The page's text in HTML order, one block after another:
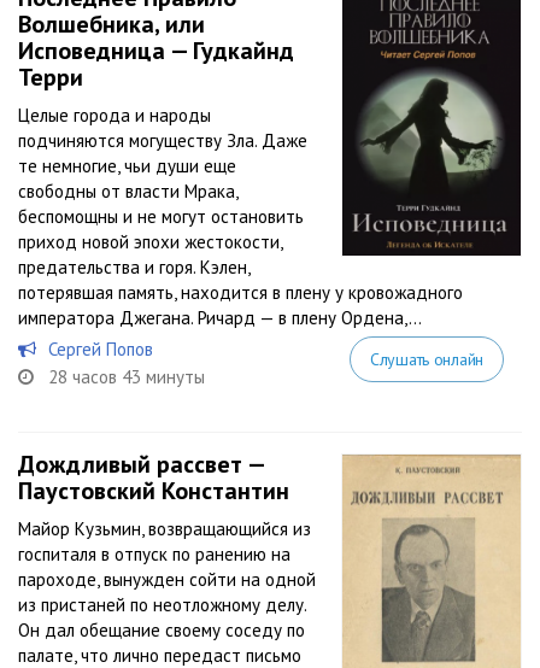
Волшебника, или
Исповедница — Гудкайнд
Терри
Целые города и народы
подчиняются могуществу Зла. Даже
те немногие, чьи души еще
свободны от власти Мрака,
беспомощны и не могут остановить
приход новой эпохи жестокости,
предательства и горя. Кэлен,
потерявшая память, находится в плену у кровожадного
императора Джегана. Ричард — в плену Ордена,...
Сергей Попов
28 часов 43 минуты
Слушать онлайн
Дождливый рассвет —
Паустовский Константин
Майор Кузьмин, возвращающийся из
госпиталя в отпуск по ранению на
пароходе, вынужден сойти на одной
из пристаней по неотложному делу.
Он дал обещание своему соседу по
палате, что лично передаст письмо